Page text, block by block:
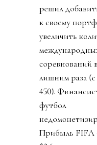
решил
к своему
увеличить
соревнований
лишним раза (с
450).
футбол
Прибыль FIFA